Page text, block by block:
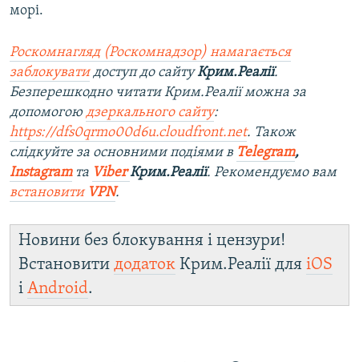
морі.
Роскомнагляд (Роскомнадзор) намагається
заблокуватидоступ до сайтуКрим.Реалії.
Безперешкодно читати Крим.Реалії можна за
допомогою дзеркального сайту:
https://dfs0qrmo00d6u.cloudfront.net. Також
слідкуйте за основними подіями в Telegram,
Instagramта ViberКрим.Реалії. Рекомендуємо вам
встановити VPN.
Новини без блокування і цензури!
Встановити додаток Крим.Реалії для iOS
і Android.